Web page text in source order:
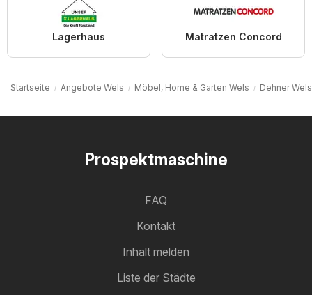
Lagerhaus Matratzen Concord
Startseite Angebote Wels Möbel, Home & Garten Wels Dehner Wels
Prospektmaschine
FAQ
Kontakt
Inhalt melden
Liste der Städte